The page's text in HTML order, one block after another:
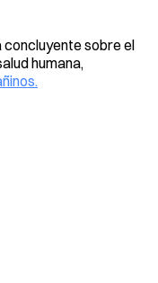
sobre el
humana,